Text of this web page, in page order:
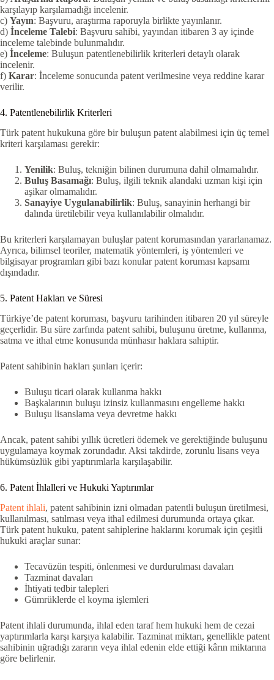
karşılayıp karşılamadığı incelenir.
c) Yayın: Başvuru, araştırma raporuyla birlikte yayınlanır.
d) İnceleme Talebi: Başvuru sahibi, yayından itibaren 3 ay içinde
inceleme talebinde bulunmalıdır.
e) İnceleme: Buluşun patentlenebilirlik kriterleri detaylı olarak
incelenir.
f) Karar: İnceleme sonucunda patent verilmesine veya reddine karar
verilir.
4. Patentlenebilirlik Kriterleri
Türk patent hukukuna göre bir buluşun patent alabilmesi için üç temel
kriteri karşılaması gerekir:
Yenilik: Buluş, tekniğin bilinen durumuna dahil olmamalıdır.
Buluş Basamağı: Buluş, ilgili teknik alandaki uzman kişi için
aşikar olmamalıdır.
Sanayiye Uygulanabilirlik: Buluş, sanayinin herhangi bir
dalında üretilebilir veya kullanılabilir olmalıdır.
Bu kriterleri karşılamayan buluşlar patent korumasından yararlanamaz.
Ayrıca, bilimsel teoriler, matematik yöntemleri, iş yöntemleri ve
bilgisayar programları gibi bazı konular patent koruması kapsamı
dışındadır.
5. Patent Hakları ve Süresi
Türkiye’de patent koruması, başvuru tarihinden itibaren 20 yıl süreyle
geçerlidir. Bu süre zarfında patent sahibi, buluşunu üretme, kullanma,
satma ve ithal etme konusunda münhasır haklara sahiptir.
Patent sahibinin hakları şunları içerir:
Buluşu ticari olarak kullanma hakkı
Başkalarının buluşu izinsiz kullanmasını engelleme hakkı
Buluşu lisanslama veya devretme hakkı
Ancak, patent sahibi yıllık ücretleri ödemek ve gerektiğinde buluşunu
uygulamaya koymak zorundadır. Aksi takdirde, zorunlu lisans veya
hükümsüzlük gibi yaptırımlarla karşılaşabilir.
6. Patent İhlalleri ve Hukuki Yaptırımlar
Patent ihlali, patent sahibinin izni olmadan patentli buluşun üretilmesi,
kullanılması, satılması veya ithal edilmesi durumunda ortaya çıkar.
Türk patent hukuku, patent sahiplerine haklarını korumak için çeşitli
hukuki araçlar sunar:
Tecavüzün tespiti, önlenmesi ve durdurulması davaları
Tazminat davaları
İhtiyati tedbir talepleri
Gümrüklerde el koyma işlemleri
Patent ihlali durumunda, ihlal eden taraf hem hukuki hem de cezai
yaptırımlarla karşı karşıya kalabilir. Tazminat miktarı, genellikle patent
sahibinin uğradığı zararın veya ihlal edenin elde ettiği kârın miktarına
göre belirlenir.